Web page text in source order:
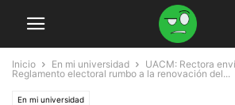
Inicio En mi universidad
UACM: Rectora
Reglamento electoral rumbo a la renovación del...
En mi universidad